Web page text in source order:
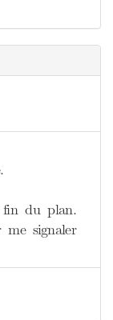
fin du plan.
me signaler